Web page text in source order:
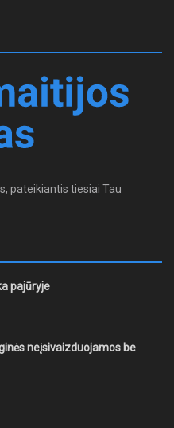
pateikiantis tiesiai Tau
pajūryje
neįsivaizduojamos be